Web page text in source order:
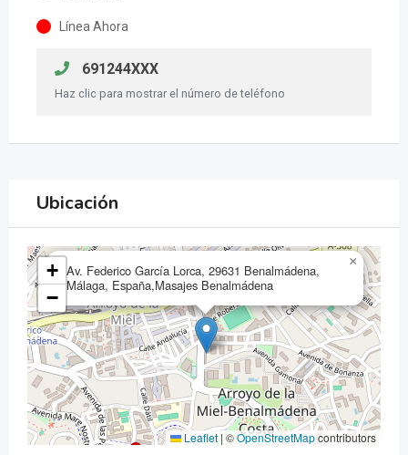
Línea Ahora
691244XXX
Haz clic para mostrar el número de teléfono
Ubicación
Av. Federico García Lorca, 29631 Benalmádena,
Málaga, España,Masajes Benalmádena
×
+
−
Leaflet | ©OpenStreetMapcontributors